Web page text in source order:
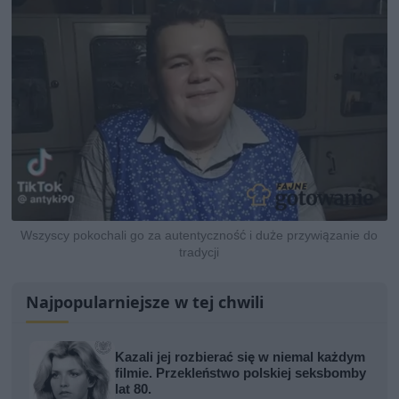
Wszyscy pokochali go za autentyczność i duże przywiązanie do
tradycji
Najpopularniejsze w tej chwili
Kazali jej rozbierać się w niemal każdym
filmie. Przekleństwo polskiej seksbomby
lat 80.